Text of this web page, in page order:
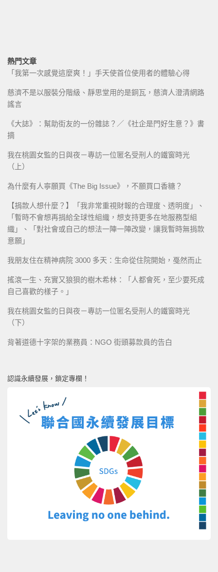
熱門文章
「我第一次感覺這麼爽！」手天使首位使用者的體驗心得
慈濟不是以服裝分階級、靜思堂用的是銅瓦，慈濟人澄清網路
謠言
《大誌》：幫助街友的一份雜誌？／《社企是門好生意？》書
摘
我在桃園女監的日與夜－專訪一位匿名受刑人的鐵窗時光
（上）
為什麼有人寧願買《The Big Issue》，不願買口香糖？
【捐款人想什麼？】「我非常重視財報的合理度、透明度」、
「暫時不會想再捐給全球性組織，想支持更多在地服務型組
織」、「對社會或自己的想法一陣一陣改變，讓我暫時無捐款
意願」
我朋友住在精神病院 3000 多天：生命從住院開始，戞然而止
搖滾一生、充實又狼狽的樹木希林：「人都會死，至少要死成
自己喜歡的樣子。」
我在桃園女監的日與夜－專訪一位匿名受刑人的鐵窗時光
（下）
背著道德十字架的業務員：NGO 街頭募款員的告白
認識永續發展，鎖定專欄！